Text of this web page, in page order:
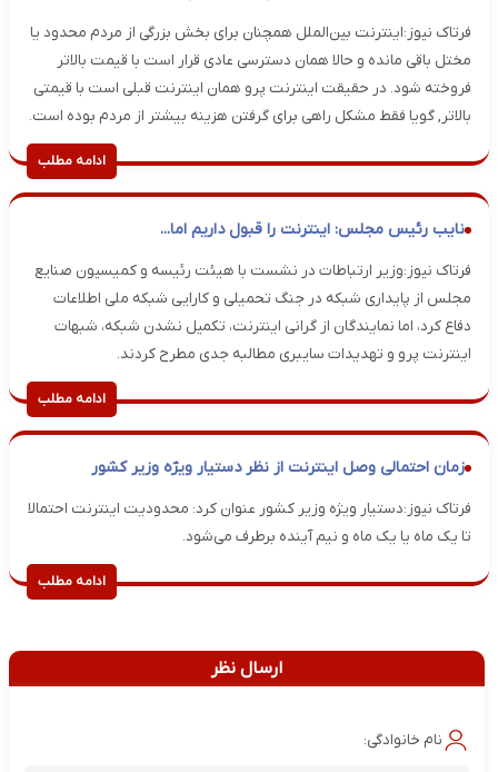
فرتاک نیوز:اینترنت بین‌الملل همچنان برای بخش بزرگی از مردم محدود یا
مختل باقی مانده و حالا همان دسترسی عادی قرار است با قیمت بالاتر
فروخته شود. در حقیقت اینترنت پرو همان اینترنت قبلی است با قیمتی
بالاتر, گویا فقط مشکل راهی برای گرفتن هزینه بیشتر از مردم بوده است.
ادامه مطلب
نایب رئیس مجلس: اینترنت را قبول داریم اما...
فرتاک نیوز:وزیر ارتباطات در نشست با هیئت رئیسه و کمیسیون صنایع
مجلس از پایداری شبکه در جنگ تحمیلی و کارایی شبکه ملی اطلاعات
دفاع کرد، اما نمایندگان از گرانی اینترنت، تکمیل نشدن شبکه، شبهات
اینترنت پرو و تهدیدات سایبری مطالبه جدی مطرح کردند.
ادامه مطلب
زمان احتمالی وصل اینترنت از نظر دستیار ویژه وزیر کشور
فرتاک نیوز:دستیار ویژه وزیر کشور عنوان کرد: محدودیت اینترنت احتمالا
تا یک ماه یا یک ماه و نیم آینده برطرف می‌شود.
ادامه مطلب
ارسال نظر
نام خانوادگی: